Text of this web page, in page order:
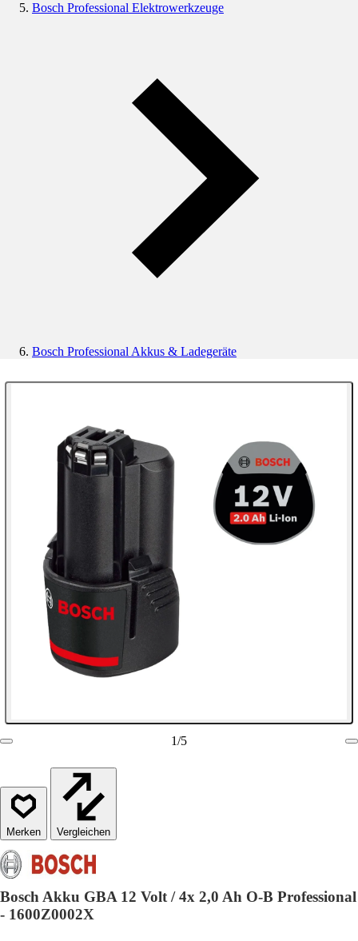
Bosch Professional Elektrowerkzeuge
Bosch Professional Akkus & Ladegeräte
1/5
Vergleichen
Bosch Akku GBA 12 Volt / 4x 2,0 Ah O-B Professional
- 1600Z0002X